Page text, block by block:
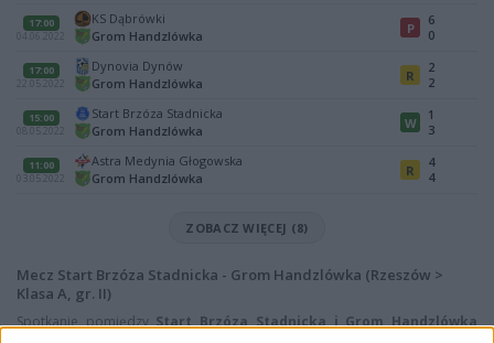
17:00
04.06.2022
KS Dąbrówki
Grom Handzlówka
P
6
0
17:00
22.05.2022
Dynovia Dynów
Grom Handzlówka
R
2
2
15:00
08.05.2022
Start Brzóza Stadnicka
Grom Handzlówka
W
1
3
11:00
03.05.2022
Astra Medynia Głogowska
Grom Handzlówka
R
4
4
ZOBACZ WIĘCEJ (8)
Mecz Start Brzóza Stadnicka - Grom Handzlówka (Rzeszów >
Klasa A, gr. II)
Spotkanie pomiędzyStart Brzóza Stadnicka i Grom Handzlówka